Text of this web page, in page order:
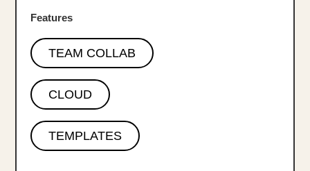
Features
TEAM COLLAB
CLOUD
TEMPLATES